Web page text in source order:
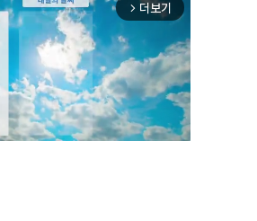
arrow_forward_ios 더보기